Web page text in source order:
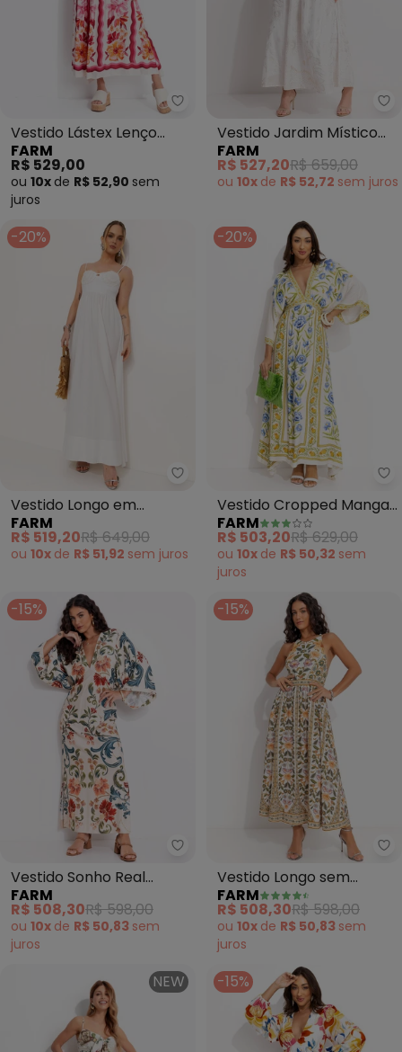
Farm - Vestido Lástex Lenço
Vestido Lástex Lenço
Floraline (Bege)
FARM
R$ 529,00
ou 10x de R$ 52,90 sem
juros
Vestido Jardim Místico
Foil (Bege)
FARM
R$ 527,20R$ 659,00
ou 10x de R$ 52,72 semjuros
-20%
Farm - Vestido Longo em
Vestido Longo em
Viscolinho (Off White)
FARM
R$ 519,20R$ 649,00
ou 10x de R$ 51,92 semjuros
-20%
Vestido Cropped Manga
Puglia (Off White)
FARM
R$ 503,20R$ 629,00
ou 10x de R$ 50,32 sem
juros
-15%
Farm - Vestido Sonho Real
Vestido Sonho Real
(Bege)
FARM
R$ 508,30R$ 598,00
ou 10x de R$ 50,83 sem
juros
-15%
Vestido Longo sem
Manga Marcelle (Verde)
FARM
R$ 508,30R$ 598,00
ou 10x de R$ 50,83 sem
juros
NEW -15%